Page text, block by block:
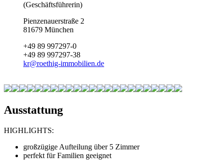
(Geschäftsführerin)
Pienzenauerstraße 2
81679 München
+49 89 997297-0
+49 89 997297-38
kr@roethig-immobilien.de
Ausstattung
HIGHLIGHTS:
großzügige Aufteilung über 5 Zimmer
perfekt für Familien geeignet